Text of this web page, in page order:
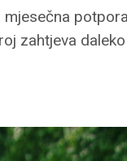
zahtjeva